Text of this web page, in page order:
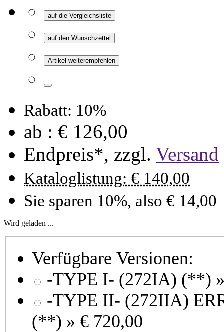
auf die Vergleichsliste
auf den Wunschzettel
Artikel weiterempfehlen
Rabatt: 10%
ab : € 126,00
Endpreis*, zzgl. Versand
Kataloglistung: € 140,00
Sie sparen 10%, also € 14,00
Wird geladen ...
Verfügbare Versionen:
-TYPE
-TYPE II- (272IIA)
(**) » € 720,00